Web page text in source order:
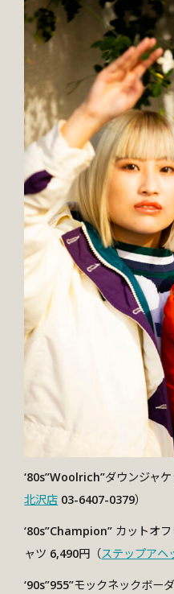
‘80s”Woolrich”ダウンジャ
北沢店 03-6407-0379）
‘80s”Champion” カットオ
ャツ 6,490円（ステップアヘ
‘90s”955”モックネックボー